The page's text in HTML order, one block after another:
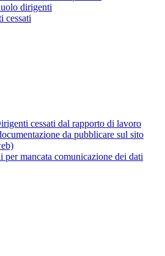
dirigenti
cessati
cessati dal rapporto di lavoro
da pubblicare sul sito
per mancata comunicazione dei dati